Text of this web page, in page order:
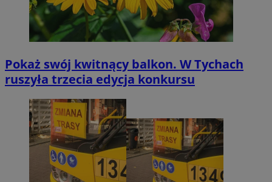
Pokaż swój kwitnący balkon. W Tychach
ruszyła trzecia edycja konkursu